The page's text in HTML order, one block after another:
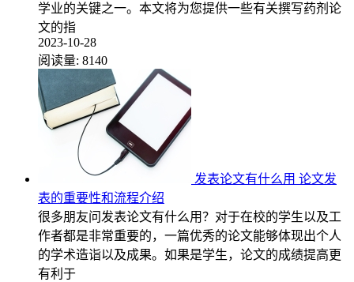
学业的关键之一。本文将为您提供一些有关撰写药剂论
文的指
2023-10-28
阅读量: 8140
发表论文有什么用 论文发
表的重要性和流程介绍
很多朋友问发表论文有什么用？对于在校的学生以及工
作者都是非常重要的，一篇优秀的论文能够体现出个人
的学术造诣以及成果。如果是学生，论文的成绩提高更
有利于